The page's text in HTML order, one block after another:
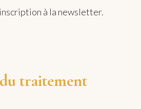
à la newsletter.
traitement